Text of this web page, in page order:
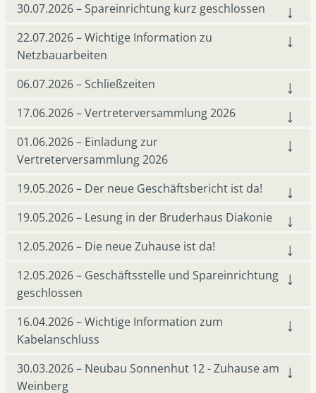
30.07.2026 – Spareinrichtung kurz geschlossen
22.07.2026 – Wichtige Information zu
Netzbauarbeiten
06.07.2026 – Schließzeiten
17.06.2026 – Vertreterversammlung 2026
01.06.2026 – Einladung zur
Vertreterversammlung 2026
19.05.2026 – Der neue Geschäftsbericht ist da!
19.05.2026 – Lesung in der Bruderhaus Diakonie
12.05.2026 – Die neue Zuhause ist da!
12.05.2026 – Geschäftsstelle und Spareinrichtung
geschlossen
16.04.2026 – Wichtige Information zum
Kabelanschluss
30.03.2026 – Neubau Sonnenhut 12 - Zuhause am
Weinberg